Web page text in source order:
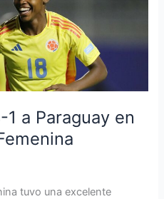
a Paraguay en
tuvo una excelente